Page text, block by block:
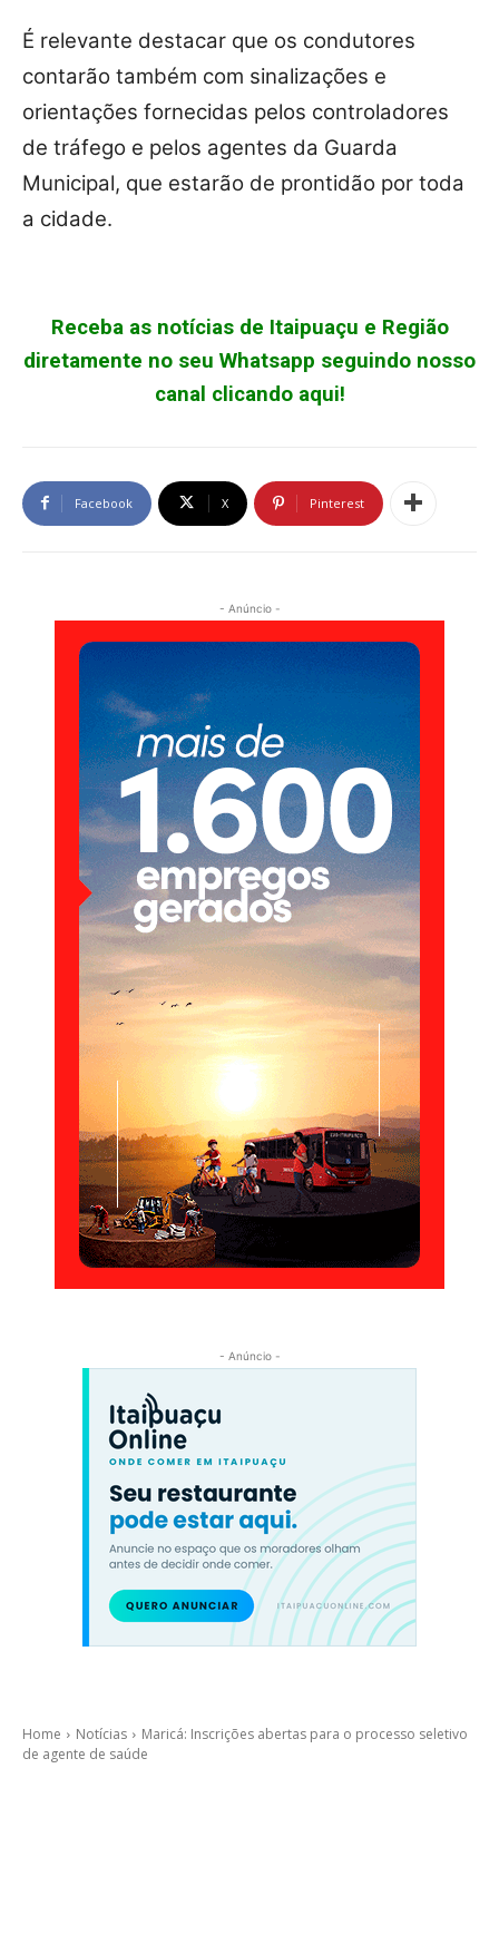
É relevante destacar que os condutores
contarão também com sinalizações e
orientações fornecidas pelos controladores
de tráfego e pelos agentes da Guarda
Municipal, que estarão de prontidão por toda
a cidade.
Receba as notícias de Itaipuaçu e Região
diretamente no seu Whatsapp seguindo nosso
canal clicando aqui!
Facebook X Pinterest
- Anúncio -
- Anúncio -